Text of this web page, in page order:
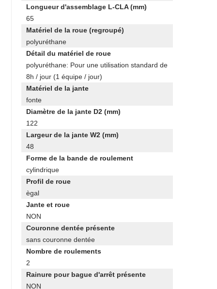
Longueur d'assemblage L-CLA (mm)
65
Matériel de la roue (regroupé)
polyuréthane
Détail du matériel de roue
polyuréthane: Pour une utilisation standard de
8h / jour (1 équipe / jour)
Matériel de la jante
fonte
Diamètre de la jante D2 (mm)
122
Largeur de la jante W2 (mm)
48
Forme de la bande de roulement
cylindrique
Profil de roue
ègal
Jante et roue
NON
Couronne dentée présente
sans couronne dentée
Nombre de roulements
2
Rainure pour bague d'arrêt présente
NON